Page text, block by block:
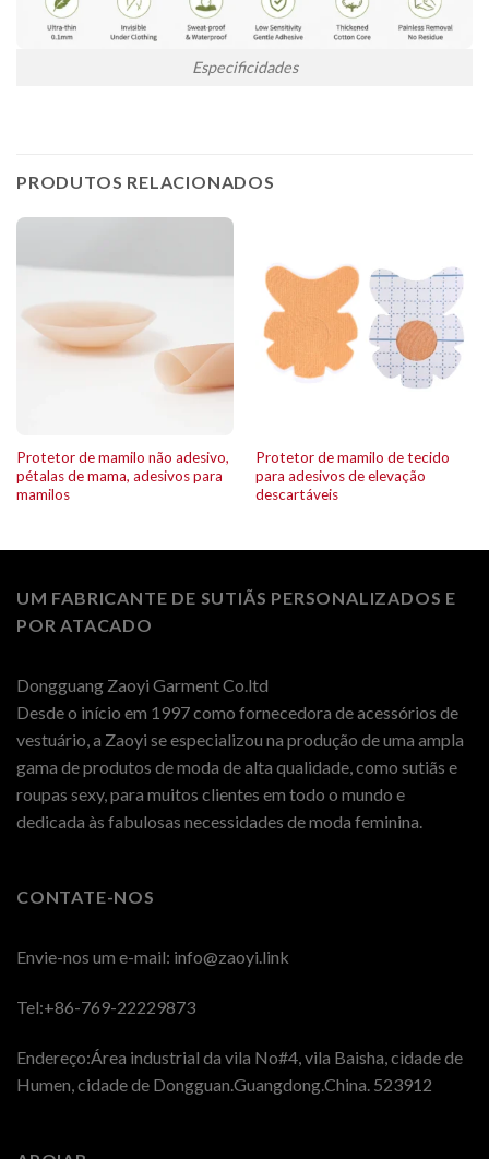
Especificidades
PRODUTOS RELACIONADOS
Protetor de mamilo não adesivo,
pétalas de mama, adesivos para
mamilos
Protetor de mamilo de tecido
para adesivos de elevação
descartáveis
UM FABRICANTE DE SUTIÃS PERSONALIZADOS E
POR ATACADO
Dongguang Zaoyi Garment Co.ltd
Desde o início em 1997 como fornecedora de acessórios de
vestuário, a Zaoyi se especializou na produção de uma ampla
gama de produtos de moda de alta qualidade, como sutiãs e
roupas sexy, para muitos clientes em todo o mundo e
dedicada às fabulosas necessidades de moda feminina.
CONTATE-NOS
Envie-nos um e-mail: info@zaoyi.link
Tel:+86-769-22229873
Endereço:Área industrial da vila No#4, vila Baisha, cidade de
Humen, cidade de Dongguan.Guangdong.China. 523912